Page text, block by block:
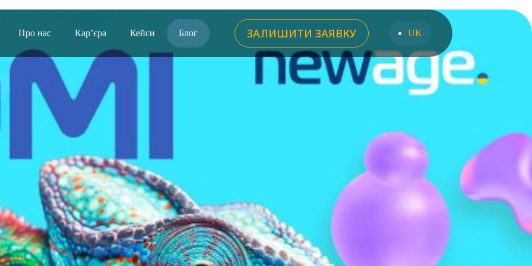
Про нас Кар’єра Кейси Блог ЗАЛИШИТИ ЗАЯВКУ UK